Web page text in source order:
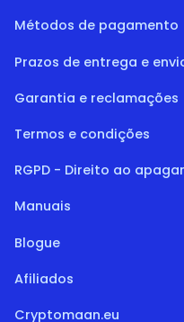
Métodos de pagamento
Prazos de entrega e
Garantia e reclamações
Termos e condições
RGPD - Direito ao
Manuais
Blogue
Afiliados
Cryptomaan.eu